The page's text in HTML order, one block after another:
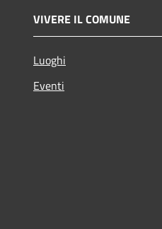
VIVERE IL COMUNE
Luoghi
Eventi